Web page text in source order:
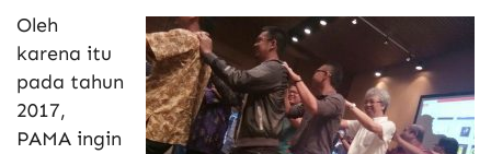
Oleh
karena itu
pada tahun
2017,
PAMA ingin